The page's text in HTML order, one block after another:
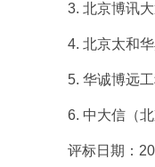
3. 北京博讯
4. 北京太和
5. 华诚博远
6. 中大信（
评标日期：